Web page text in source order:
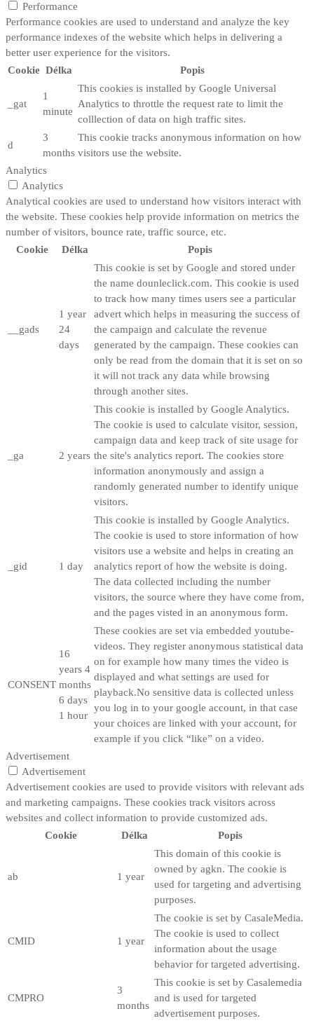
Performance
Performance cookies are used to understand and analyze the key
performance indexes of the website which helps in delivering a
better user experience for the visitors.
Cookie Délka Popis
_gat
1
minute
This cookies is installed by Google Universal
Analytics to throttle the request rate to limit the
colllection of data on high traffic sites.
d
3
months
This cookie tracks anonymous information on how
visitors use the website.
Analytics
Analytics
Analytical cookies are used to understand how visitors interact with
the website. These cookies help provide information on metrics the
number of visitors, bounce rate, traffic source, etc.
Cookie
Délka Popis
__gads
1 year
24
days
This cookie is set by Google and stored under
the name dounleclick.com. This cookie is used
to track how many times users see a particular
advert which helps in measuring the success of
the campaign and calculate the revenue
generated by the campaign. These cookies can
only be read from the domain that it is set on so
it will not track any data while browsing
through another sites.
_ga 2 years
This cookie is installed by Google Analytics.
The cookie is used to calculate visitor, session,
campaign data and keep track of site usage for
the site's analytics report. The cookies store
information anonymously and assign a
randomly generated number to identify unique
visitors.
_gid 1 day
This cookie is installed by Google Analytics.
The cookie is used to store information of how
visitors use a website and helps in creating an
analytics report of how the website is doing.
The data collected including the number
visitors, the source where they have come from,
and the pages visted in an anonymous form.
CONSENT
16
years 4
months
6 days
1 hour
These cookies are set via embedded youtube-
videos. They register anonymous statistical data
on for example how many times the video is
displayed and what settings are used for
playback.No sensitive data is collected unless
you log in to your google account, in that case
your choices are linked with your account, for
example if you click “like” on a video.
Advertisement
Advertisement
Advertisement cookies are used to provide visitors with relevant ads
and marketing campaigns. These cookies track visitors across
websites and collect information to provide customized ads.
Cookie
Délka Popis
ab 1 year
This domain of this cookie is
owned by agkn. The cookie is
used for targeting and advertising
purposes.
CMID 1 year
The cookie is set by CasaleMedia.
The cookie is used to collect
information about the usage
behavior for targeted advertising.
CMPRO
3
months
This cookie is set by Casalemedia
and is used for targeted
advertisement purposes.